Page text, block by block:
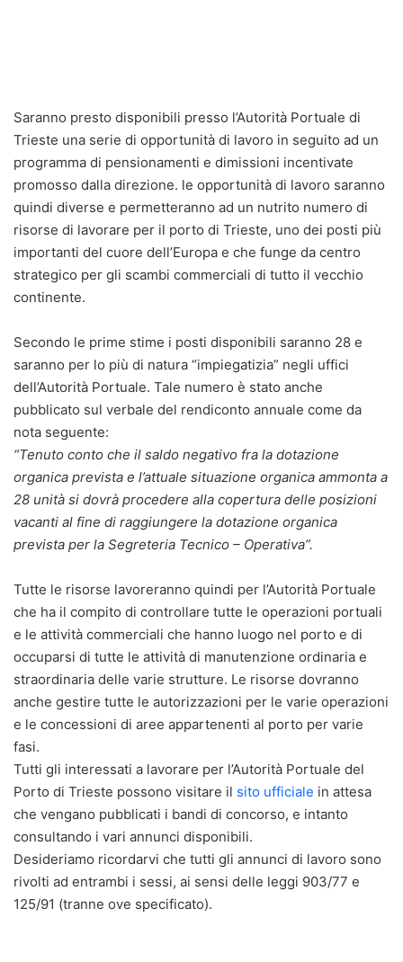
Saranno presto disponibili presso l’Autorità Portuale di
Trieste una serie di opportunità di lavoro in seguito ad un
programma di pensionamenti e dimissioni incentivate
promosso dalla direzione. le opportunità di lavoro saranno
quindi diverse e permetteranno ad un nutrito numero di
risorse di lavorare per il porto di Trieste, uno dei posti più
importanti del cuore dell’Europa e che funge da centro
strategico per gli scambi commerciali di tutto il vecchio
continente.
Secondo le prime stime i posti disponibili saranno 28 e
saranno per lo più di natura “impiegatizia” negli uffici
dell’Autorità Portuale. Tale numero è stato anche
pubblicato sul verbale del rendiconto annuale come da
nota seguente:
“Tenuto conto che il saldo negativo fra la dotazione
organica prevista e l’attuale situazione organica ammonta a
28 unità si dovrà procedere alla copertura delle posizioni
vacanti al fine di raggiungere la dotazione organica
prevista per la Segreteria Tecnico – Operativa”.
Tutte le risorse lavoreranno quindi per l’Autorità Portuale
che ha il compito di controllare tutte le operazioni portuali
e le attività commerciali che hanno luogo nel porto e di
occuparsi di tutte le attività di manutenzione ordinaria e
straordinaria delle varie strutture. Le risorse dovranno
anche gestire tutte le autorizzazioni per le varie operazioni
e le concessioni di aree appartenenti al porto per varie
fasi.
Tutti gli interessati a lavorare per l’Autorità Portuale del
Porto di Trieste possono visitare il sito ufficiale in attesa
che vengano pubblicati i bandi di concorso, e intanto
consultando i vari annunci disponibili.
Desideriamo ricordarvi che tutti gli annunci di lavoro sono
rivolti ad entrambi i sessi, ai sensi delle leggi 903/77 e
125/91 (tranne ove specificato).